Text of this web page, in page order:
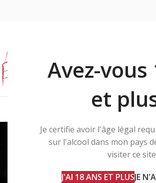
Avez-vous
et
Je certifie avoir l'âge légal
sur l'alcool dans mon pays
visiter ce
J'AI 18 ANS ET PLUSJE